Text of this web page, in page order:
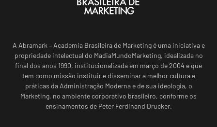
A Abramark – Academia Brasileira de Marketing é uma iniciativa e
propriedade intelectual do MadiaMundoMarketing, idealizada no
final dos anos 1990, institucionalizada em março de 2004 e que
tem como missão instituir e disseminar a melhor cultura e
práticas da Administração Moderna e de sua ideologia, o
Marketing, no ambiente corporativo brasileiro, conforme os
ensinamentos de Peter Ferdinand Drucker.